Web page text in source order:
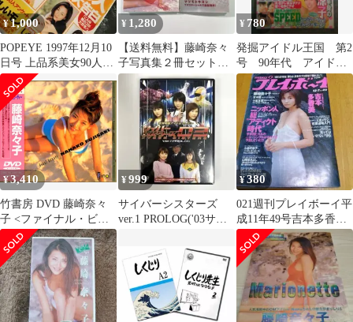
¥1,000
POPEYE 1997年12月10
日号 上品系美女90人大
告白 古本ポパイ
¥ 1,280
【送料無料】藤崎奈々
子写真集２冊セット
「Marionette」「フジサ
キナナコ」
¥ 780
発掘アイドル王国 第2
号 90年代 アイド
ル 広末涼子
SPEED 他
¥3,410
竹書房 DVD 藤崎奈々
子 <ファイナル・ビュ
ーティー> 藤崎奈々子
¥999
サイバーシスターズ
ver.1 PROLOG('03サイ
¥380
021週刊プレイボーイ平
成11年49号吉本多香美/
平愛梨/みれいゆ/江川有
未